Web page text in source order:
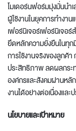
โมเดอร์นฟอร์มมุ่งมั่นน
ผู้ใช้งานในยุคการทำงา
เฟอร์นิเจอร์เฟอร์นิเจอร์
ยึดหลักความยั่งยืนในทุ
การใช้งานจริงของลูก
ประสิทธิภาพ ลดผลกระ
องค์กรและสังคมผ่านหลั
งานได้อย่างต่อเนื่องแล
นโยบายและเป้าหมาย